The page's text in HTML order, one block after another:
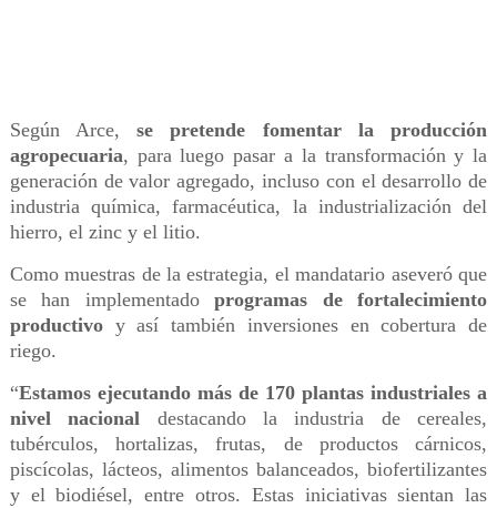
Según Arce,se pretende fomentar la producción
agropecuaria, para luego pasar a la transformación y la
generación de valor agregado, incluso con el desarrollo de
industria química, farmacéutica, la industrialización del
hierro, el zinc y el litio.
Como muestras de la estrategia, el mandatario aseveró que
se han implementadoprogramas de fortalecimiento
productivoy así también inversiones en cobertura de
riego.
“Estamos ejecutando más de 170 plantas industriales a
nivel nacional destacando la industria de cereales,
tubérculos, hortalizas, frutas, de productos cárnicos,
piscícolas, lácteos, alimentos balanceados, biofertilizantes
y el biodiésel, entre otros. Estas iniciativas sientan las